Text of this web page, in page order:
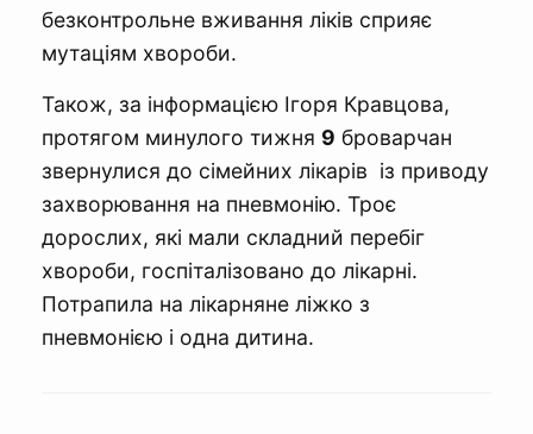
безконтрольне вживання ліків сприяє
мутаціям хвороби.
Також, за інформацією Ігоря Кравцова,
протягом минулого тижня 9 броварчан
звернулися до сімейних лікарів із приводу
захворювання на пневмонію. Троє
дорослих, які мали складний перебіг
хвороби, госпіталізовано до лікарні.
Потрапила на лікарняне ліжко з
пневмонією і одна дитина.